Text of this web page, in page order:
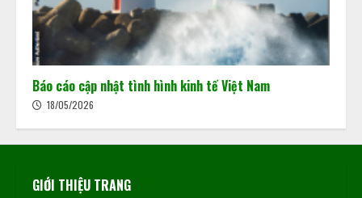
Báo cáo cập nhật tình hình kinh tế Việt Nam
18/05/2026
GIỚI THIỆU TRANG